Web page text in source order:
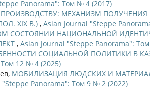
Panorama": Том № 4 (2017)
МЕХАНИЗМ
XIX В.) , Asian Journal "Steppe
СОСТОЯНИИ НАЦИОНАЛЬНОЙ
, Asian Journal "Steppe Panorama":
СОЦИАЛЬНОЙ ПОЛИТИКИ В
12 № 4 (2025)
МОБИЛИЗАЦИЯ ЛЮДСКИХ И
"Steppe Panorama": Том 9 № 2 (2022)